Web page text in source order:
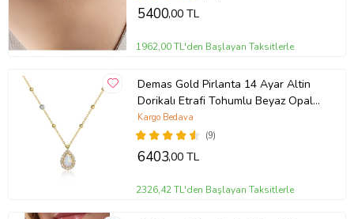
5400,00 TL
1962,00 TL'den Başlayan Taksitlerle
Demas Gold Pirlanta 14 Ayar Altin
Dorikalı Etrafi Tohumlu Beyaz Opal
Taşlı Kolye
(9)
Kargo Bedava
6403,00 TL
2326,42 TL'den Başlayan Taksitlerle